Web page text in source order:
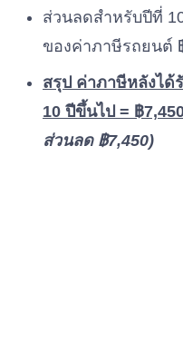
ส่วนลดสำหรับปีที่
ของค่าภาษีรถยนต์
สรุป ค่าภาษีหลังได้
10 ปีขึ้นไป = ฿
ส่วนลด ฿7,450)